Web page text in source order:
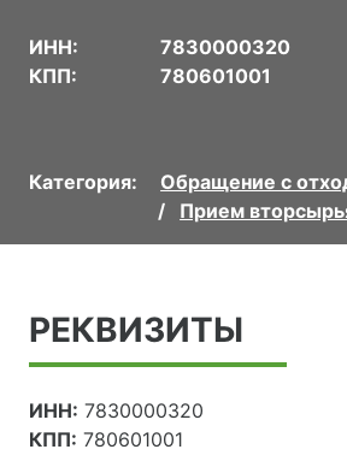
ИНН:
7830000320
КПП:
780601001
Категория:
Обращение с
Прием
РЕКВИЗИТЫ
ИНН: 7830000320
КПП: 780601001